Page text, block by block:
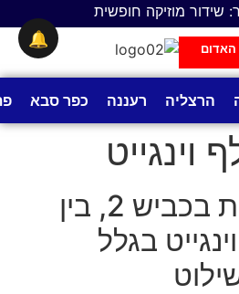
שידור מוזיקה חופשית
האדום
הרצליה רעננה כפר סבא
וינגייט
הלילה: חסימות בכביש 2, בין
בגלל
🔔